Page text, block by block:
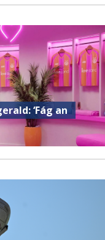
‘Fág an